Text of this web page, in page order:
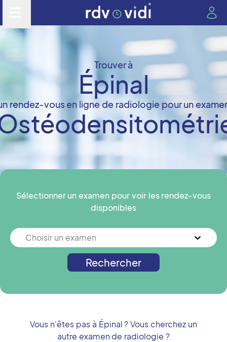
Trouver à
Épinal
rendez-vous en ligne de radiologie pour un
Sélectionner un examen pour voir les rendez-vous
disponibles
Choisir un examen
Rechercher
Vous n'êtes pas à Épinal? Vous cherchez un
autre examen de radiologie ?